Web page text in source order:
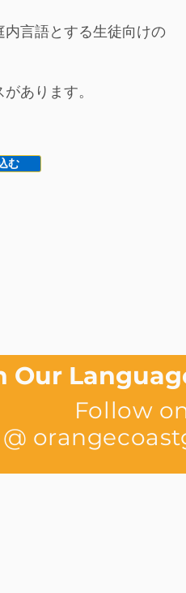
言語とする生徒向けの
あります。
む
Our
Follow
@